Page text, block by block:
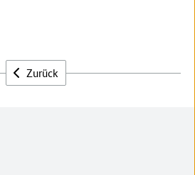
Zurück